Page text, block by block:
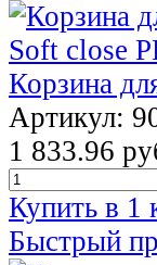
Корзина
Артикул:
1 833.96
Купить в 1
Быстрый